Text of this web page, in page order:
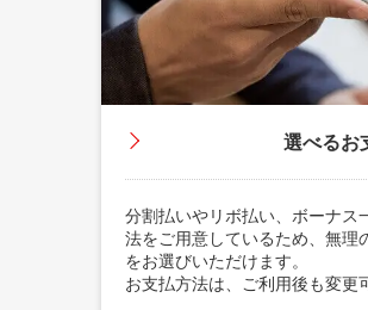
選べるお
分割払いやリボ払い、ボーナス
法をご用意しているため、無理
をお選びいただけます。
お支払方法は、ご利用後も変更